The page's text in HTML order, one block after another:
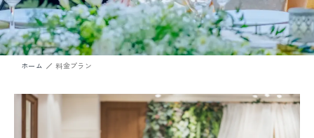
ホーム 料金プラン